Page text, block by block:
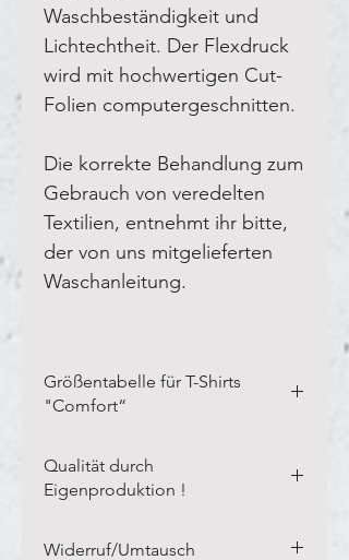
Waschbeständigkeit und
Lichtechtheit. Der Flexdruck
wird mit hochwertigen Cut-
Folien computergeschnitten.
Die korrekte Behandlung zum
Gebrauch von veredelten
Textilien, entnehmt ihr bitte,
der von uns mitgelieferten
Waschanleitung.
Größentabelle für T-Shirts
"Comfort“
Textilien in der Breite und Länge,
wie auf unserem Blanco-Textil
klicken.
Qualität durch
Eigenproduktion !
Widerruf/Umtausch